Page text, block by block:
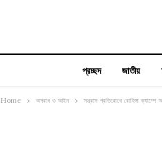
প্রচ্ছদ জাতীয়
Home অপরাধ ও আইন সন্ত্রাস প্রতিরোধে রোহিঙ্গা ক্যাম্পে